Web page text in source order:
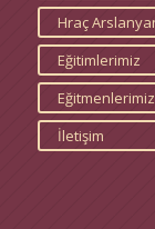
Hraç
Eğitimlerimiz
Eğitmenlerimiz
İletişim